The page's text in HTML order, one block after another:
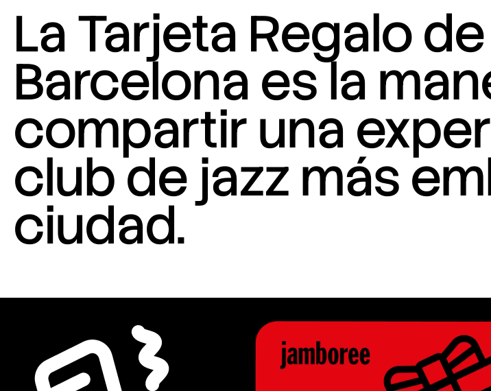
La Tarjeta Regalo
Barcelona es la
compartir una
club de jazz más
ciudad.